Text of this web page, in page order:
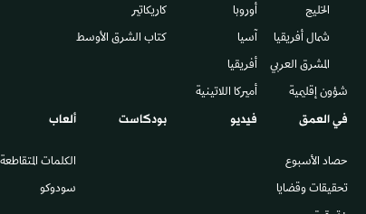
الخليج
شمال أفريقيا
المشرق العربي
شؤون إقليمية
أوروبا
آسيا
أفريقيا
أميركا اللاتينية
كاريكاتير
كتاب الشرق الأوسط
في العمق
حصاد الأسبوع
تحقيقات وقضايا
فيديو بودكاست ألعاب
الكلمات المتقاطعة
سودوكو